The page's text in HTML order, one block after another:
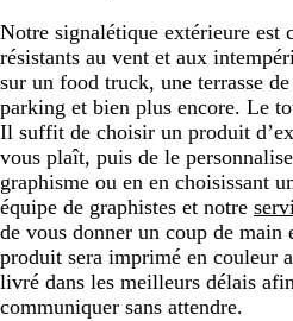
Notre signalétique extérieure est
résistants au vent et aux
sur un food truck, une terrasse
parking et bien plus encore. Le
Il suffit de choisir un produit
vous plaît, puis de le
graphisme ou en en choisissant
équipe de graphistes et notre
de vous donner un coup de main
produit sera imprimé en couleur
livré dans les meilleurs délais
communiquer sans attendre.